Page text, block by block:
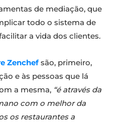
de mediação, que
todo o sistema de
a vida dos clientes.
Zenchefsão, primeiro,
e às pessoas que lá
a mesma, “é através da
com o melhor da
os restaurantes a